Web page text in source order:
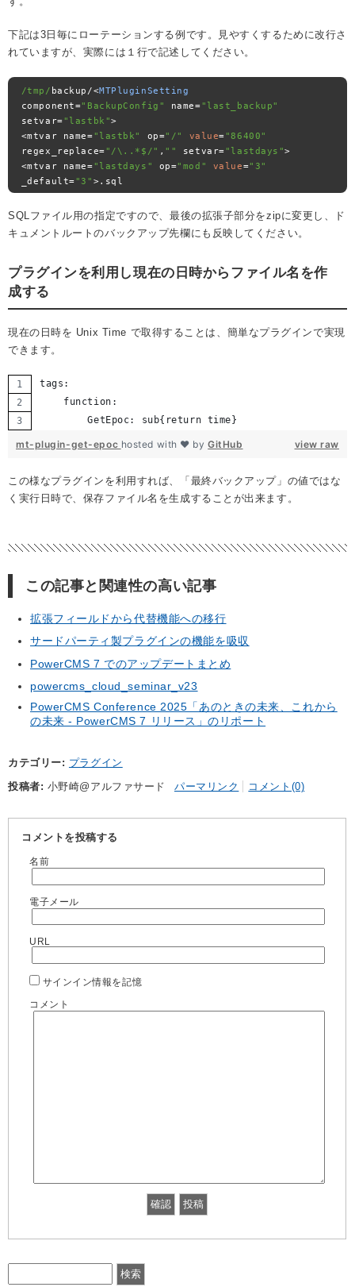
下記は3日毎にローテーションする例です。見やすくするために改行さ
れていますが、実際には１行で記述してください。
/tmp/ backup /<MTPluginSetting
component="BackupConfig" name= "last_backup"
setvar= "lastbk">
<mtvar name= "lastbk" op="/" value= "86400"
regex_replace= "/\..*$/" , "" setvar= "lastdays">
<mtvar name= "lastdays" op="mod" value="3"
_default= "3" >. sql
SQLファイル用の指定ですので、最後の拡張子部分をzipに変更し、ド
キュメントルートのバックアップ先欄にも反映してください。
プラグインを利用し現在の日時からファイル名を作
成する
現在の日時を Unix Time で取得することは、簡単なプラグインで実現
できます。
tags:
    function:
        GetEpoc: sub{return time}
view raw
mt-plugin-get-epoc hosted with ❤ byGitHub
この様なプラグインを利用すれば、「最終バックアップ」の値ではな
く実行日時で、保存ファイル名を生成することが出来ます。
この記事と関連性の高い記事
拡張フィールドから代替機能への移行
サードパーティ製プラグインの機能を吸収
PowerCMS 7 でのアップデートまとめ
powercms_cloud_seminar_v23
PowerCMS Conference 2025「あのときの未来、これから
の未来 - PowerCMS 7 リリース」のリポート
カテゴリー
プラグイン
投稿者
小野崎@アルファサード パーマリンク コメント(0)
コメントを投稿する
名前
電子メール
URL
サインイン情報を記憶
コメント